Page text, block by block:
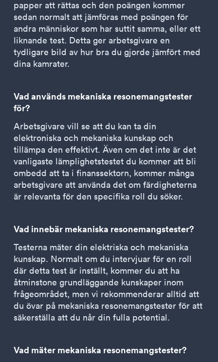
papper att rättas och den poängen kommer
sedan normalt att jämföras med poängen för
andra människor som har suttit samma, eller ett
liknande test. Detta ger arbetsgivare en
tydligare bild av hur bra du gjorde jämfört med
dina kamrater.
Vad används mekaniska resonemangstester
för?
Arbetsgivare vill se att du kan ta din
elektroniska och mekaniska kunskap och
tillämpa den effektivt. Även om det inte är det
vanligaste lämplighetstestet du kommer att bli
ombedd att ta i finanssektorn, kommer många
arbetsgivare att använda det om färdigheterna
är relevanta för den specifika roll du söker.
Vad innebär mekaniska resonemangstester?
Testerna mäter din elektriska och mekaniska
kunskap. Normalt om du intervjuar för en roll
där detta test är inställt, kommer du att ha
åtminstone grundläggande kunskaper inom
frågeområdet, men vi rekommenderar alltid att
du övar på mekaniska resonemangstester för att
säkerställa att du når din fulla potential.
Vad mäter mekaniska resonemangstester?